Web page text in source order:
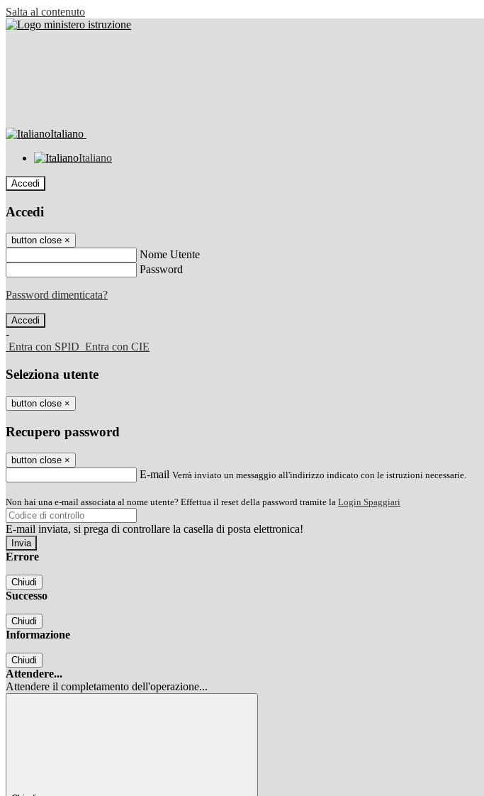
Salta al contenuto
Italiano
Italiano
Accedi
Accedi
button close ×
Nome Utente
Password
Password dimenticata?
-
Entra con SPID Entra con CIE
Seleziona utente
button close ×
Recupero password
button close ×
E-mail Verrà inviato un messaggio all'indirizzo indicato con le istruzioni necessarie.
Non hai una e-mail associata al nome utente? Effettua il reset della password tramite la Login Spaggiari
E-mail inviata, si prega di controllare la casella di posta elettronica!
Errore
Chiudi
Successo
Chiudi
Informazione
Chiudi
Attendere...
Attendere il completamento dell'operazione...